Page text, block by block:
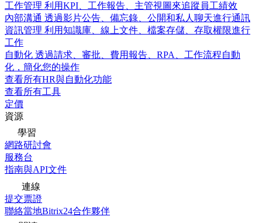
工作管理 利用KPI、工作報告、主管視圖來追蹤員工績效
內部溝通 透過影片公告、備忘錄、公開和私人聊天進行通訊
資訊管理 利用知識庫、線上文件、檔案存儲、存取權限進行
工作
自動化 透過請求、審批、費用報告、RPA、工作流程自動
化，簡化您的操作
查看所有HR與自動化功能
查看所有工具
定價
資源
學習
網路研討會
服務台
指南與API文件
連線
提交票證
聯絡當地Bitrix24合作夥伴